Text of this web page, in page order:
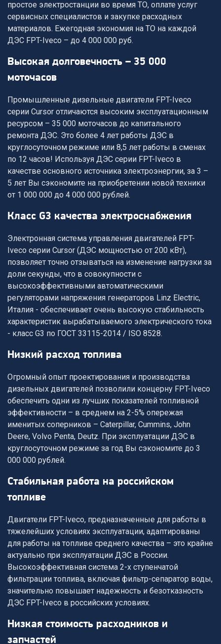
простое электростанции во время ТО, оплате услуг
сервисных специалистов и закупке расходных
материалов. Ежегодная экономия на ТО на каждой
ДЭС FPT-Iveco – до 4 000 000 руб.
высокая долговечность – 35 000
моточасов
Промышленные дизельные двигатели FPT-Iveco
серии Cursor отличаются высоким эксплуатационным
ресурсом – 35 000 моточасов до капитального
ремонта ДЭС. Это более 4 лет работы ДЭС в
круглосуточном режиме или 8,5 лет работы в сменах
по 12 часов! Используя ДЭС серии FPT-Iveco в
качестве основного источника электроэнергии, за 3 –
5 лет Вы сэкономите на приобретении новой техники
от 1 000 000 до 4 000 000 рублей.
класс G3 качества электроснабжения
Электронная система управления двигателей FPT-
Iveco серии Cursor (ДЭС мощностью от 200 кВт),
позволяет точно отзываться на изменение нагрузки за
доли секунды, что в совокупности с
высокоэффективными автоматическими
регуляторами напряжения генераторов Linz Electric,
Италия - обеспечивает очень высокую стабильность
характеристик вырабатываемого электрического тока
- класс G3 по ГОСТ 33115-2014 / ISO 8528.
низкий расход топлива
Огромный опыт проектирования и производства
дизельных двигателей позволили концерну FPT-Iveco
обеспечить одни из лучших показателей топливной
эффективности – в среднем на 2-5% опережая
именитых соперников – Caterpillar, Cummins, John
Deere, Volvo Penta, Deutz. При эксплуатации ДЭС в
круглосуточном режиме за год Вы сэкономите до 3
000 000 рублей.
стабильная работа на российском
топливе
Двигатели FPT-Iveco, предназначенные для работы в
тяжелейших условиях эксплуатации, адаптированы
для работы на топливе среднего качества – это крайне
актуально при эксплуатации ДЭС в России.
Высокоэффективная система 2-х ступенчатой
фильтрации топлива, включая фильтр-сепаратор воды,
значительно повышает надежность и безотказность
ДЭС FPT-Iveco в российских условиях.
низкая стоимость расходников и
запчастей